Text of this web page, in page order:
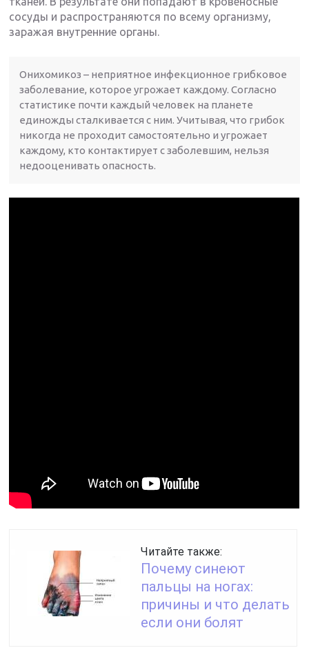
сосуды и распространяются по всему организму,
заражая внутренние органы.
Онихомикоз – неприятное инфекционное грибковое
заболевание, которое угрожает каждому. Согласно
статистике почти каждый человек на планете
единожды сталкивается с ним. Учитывая, что грибок
никогда не проходит самостоятельно и угрожает
каждому, кто контактирует с заболевшим, нельзя
недооценивать опасность.
Читайте также:
Почему синеют
пальцы на ногах:
причины и что делать
если они болят